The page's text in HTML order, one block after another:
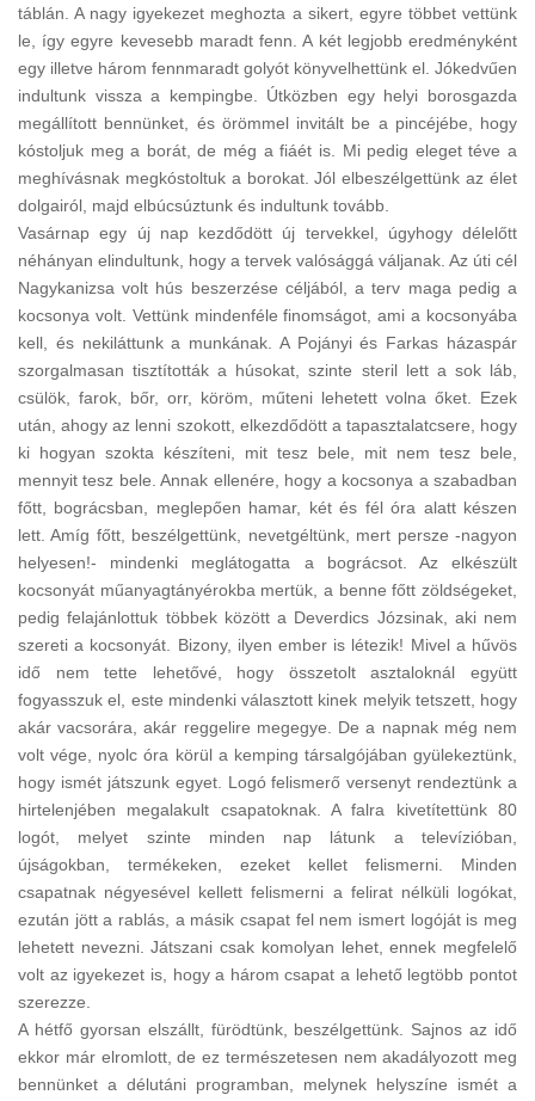
táblán. A nagy igyekezet meghozta a sikert, egyre többet vettünk
le, így egyre kevesebb maradt fenn. A két legjobb eredményként
egy illetve három fennmaradt golyót könyvelhettünk el. Jókedvűen
indultunk vissza a kempingbe. Útközben egy helyi borosgazda
megállított bennünket, és örömmel invitált be a pincéjébe, hogy
kóstoljuk meg a borát, de még a fiáét is. Mi pedig eleget téve a
meghívásnak megkóstoltuk a borokat. Jól elbeszélgettünk az élet
dolgairól, majd elbúcsúztunk és indultunk tovább.
Vasárnap egy új nap kezdődött új tervekkel, úgyhogy délelőtt
néhányan elindultunk, hogy a tervek valósággá váljanak. Az úti cél
Nagykanizsa volt hús beszerzése céljából, a terv maga pedig a
kocsonya volt. Vettünk mindenféle finomságot, ami a kocsonyába
kell, és nekiláttunk a munkának. A Pojányi és Farkas házaspár
szorgalmasan tisztították a húsokat, szinte steril lett a sok láb,
csülök, farok, bőr, orr, köröm, műteni lehetett volna őket. Ezek
után, ahogy az lenni szokott, elkezdődött a tapasztalatcsere, hogy
ki hogyan szokta készíteni, mit tesz bele, mit nem tesz bele,
mennyit tesz bele. Annak ellenére, hogy a kocsonya a szabadban
főtt, bográcsban, meglepően hamar, két és fél óra alatt készen
lett. Amíg főtt, beszélgettünk, nevetgéltünk, mert persze -nagyon
helyesen!- mindenki meglátogatta a bográcsot. Az elkészült
kocsonyát műanyagtányérokba mertük, a benne főtt zöldségeket,
pedig felajánlottuk többek között a Deverdics Józsinak, aki nem
szereti a kocsonyát. Bizony, ilyen ember is létezik! Mivel a hűvös
idő nem tette lehetővé, hogy összetolt asztaloknál együtt
fogyasszuk el, este mindenki választott kinek melyik tetszett, hogy
akár vacsorára, akár reggelire megegye. De a napnak még nem
volt vége, nyolc óra körül a kemping társalgójában gyülekeztünk,
hogy ismét játszunk egyet. Logó felismerő versenyt rendeztünk a
hirtelenjében megalakult csapatoknak. A falra kivetítettünk 80
logót, melyet szinte minden nap látunk a televízióban,
újságokban, termékeken, ezeket kellet felismerni. Minden
csapatnak négyesével kellett felismerni a felirat nélküli logókat,
ezután jött a rablás, a másik csapat fel nem ismert logóját is meg
lehetett nevezni. Játszani csak komolyan lehet, ennek megfelelő
volt az igyekezet is, hogy a három csapat a lehető legtöbb pontot
szerezze.
A hétfő gyorsan elszállt, fürödtünk, beszélgettünk. Sajnos az idő
ekkor már elromlott, de ez természetesen nem akadályozott meg
bennünket a délutáni programban, melynek helyszíne ismét a